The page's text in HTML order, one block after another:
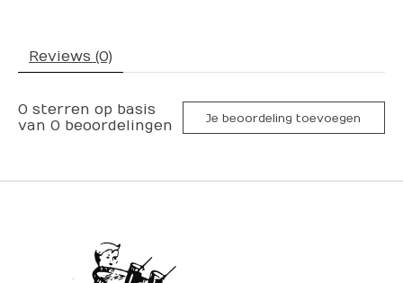
Reviews (0)
0 sterren op basis
van 0 beoordelingen Je beoordeling toevoegen